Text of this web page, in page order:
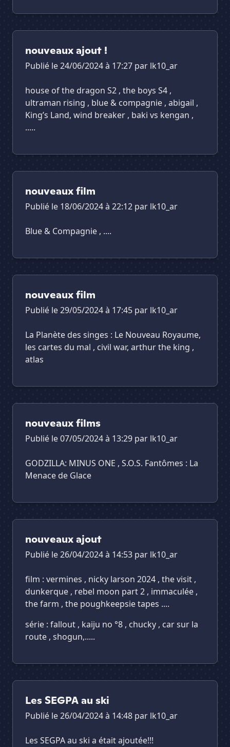
nouveaux ajout !
Publié le 24/06/2024 à 17:27 par lk10_ar
house of the dragon S2 , the boys S4 ,
ultraman rising , blue & compagnie , abigail ,
King’s Land, wind breaker , baki vs kengan ,
.....
nouveaux film
Publié le 18/06/2024 à 22:12 par lk10_ar
Blue & Compagnie , ....
nouveaux film
Publié le 29/05/2024 à 17:45 par lk10_ar
La Planète des singes : Le Nouveau Royaume,
les cartes du mal , civil war, arthur the king ,
atlas
nouveaux films
Publié le 07/05/2024 à 13:29 par lk10_ar
GODZILLA: MINUS ONE , S.O.S. Fantômes : La
Menace de Glace
nouveaux ajout
Publié le 26/04/2024 à 14:53 par lk10_ar
film : vermines , nicky larson 2024 , the visit ,
dunkerque , rebel moon part 2 , immaculée ,
the farm , the poughkeepsie tapes ....
série : fallout , kaiju no °8 , chucky , car sur la
route , shogun,.....
Les SEGPA au ski
Publié le 26/04/2024 à 14:48 par lk10_ar
Les SEGPA au ski a était ajoutée!!!